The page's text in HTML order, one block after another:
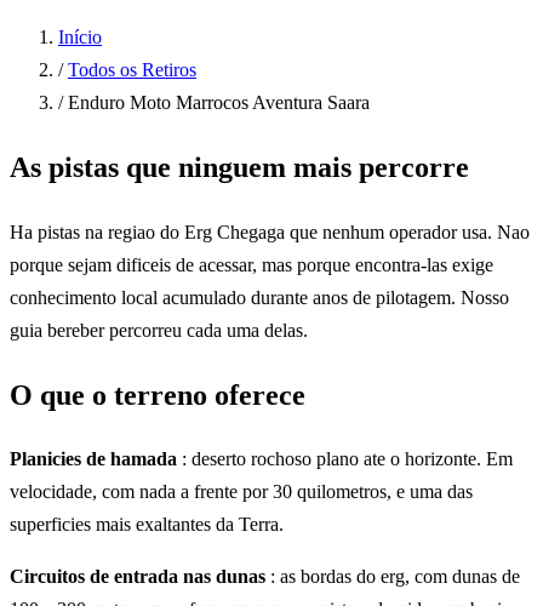
Início
/ Todos os Retiros
/ Enduro Moto Marrocos Aventura Saara
As pistas que ninguem mais percorre
Ha pistas na regiao do Erg Chegaga que nenhum operador usa. Nao
porque sejam dificeis de acessar, mas porque encontra-las exige
conhecimento local acumulado durante anos de pilotagem. Nosso
guia bereber percorreu cada uma delas.
O que o terreno oferece
Planicies de hamada : deserto rochoso plano ate o horizonte. Em
velocidade, com nada a frente por 30 quilometros, e uma das
superficies mais exaltantes da Terra.
Circuitos de entrada nas dunas : as bordas do erg, com dunas de